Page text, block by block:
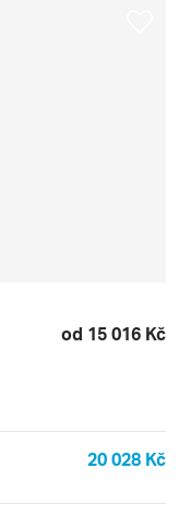
od 15 016 Kč
20 028 Kč